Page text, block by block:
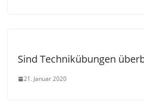
Sind Technikübungen
21. Januar 2020